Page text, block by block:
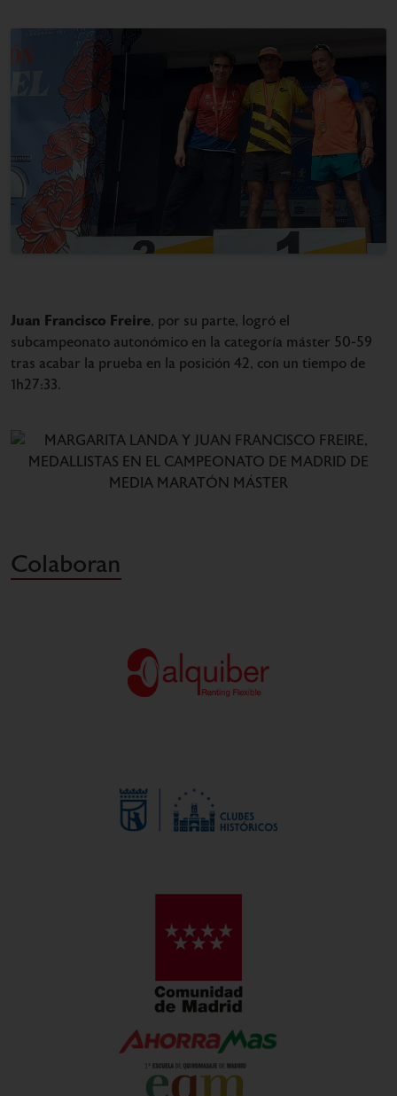
Juan Francisco Freire, por su parte, logró el
subcampeonato autonómico en la categoría máster 50-59
tras acabar la prueba en la posición 42, con un tiempo de
1h27:33.
Colaboran